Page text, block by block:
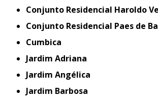
Conjunto Residencial Haroldo
Conjunto Residencial Paes de
Cumbica
Jardim Adriana
Jardim Angélica
Jardim Barbosa